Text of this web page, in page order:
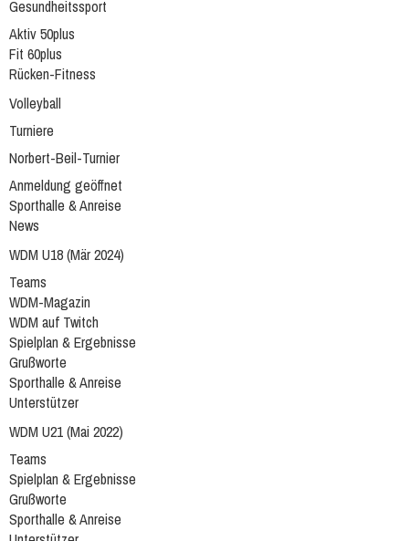
Gesundheitssport
Aktiv 50plus
Fit 60plus
Rücken-Fitness
Volleyball
Turniere
Norbert-Beil-Turnier
Anmeldung geöffnet
Sporthalle & Anreise
News
WDM U18 (Mär 2024)
Teams
WDM-Magazin
WDM auf Twitch
Spielplan & Ergebnisse
Grußworte
Sporthalle & Anreise
Unterstützer
WDM U21 (Mai 2022)
Teams
Spielplan & Ergebnisse
Grußworte
Sporthalle & Anreise